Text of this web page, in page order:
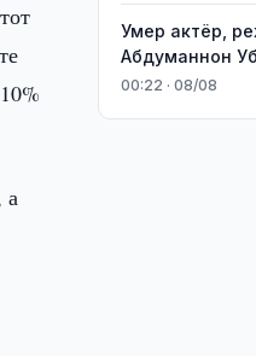
а
Умер актёр,
Абдуманнон
00:22 · 08/08